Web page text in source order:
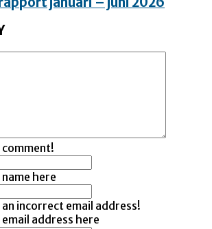
comment!
here
incorrect email address!
address here